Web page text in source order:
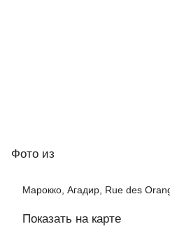
Фото из
Марокко, Агадир, Rue des
Показать на карте